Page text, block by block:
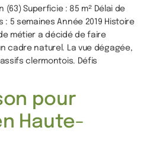
(63) Superficie : 85 m² Délai de
5 semaines Année 2019 Histoire
métier a décidé de faire
cadre naturel. La vue dégagée,
clermontois. Défis
pour
Haute-